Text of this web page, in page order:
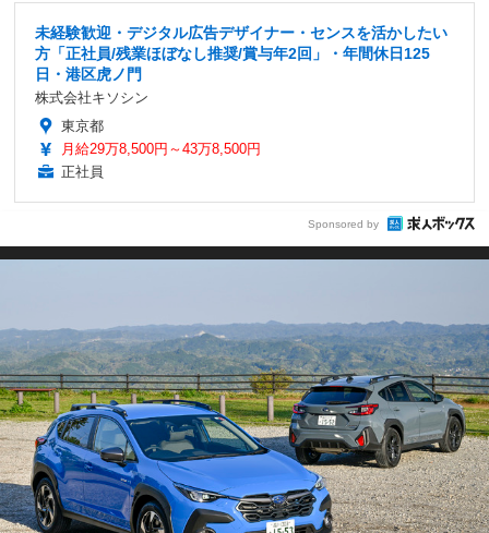
未経験歓迎・デジタル広告デザイナー・センスを活かしたい
方「正社員/残業ほぼなし推奨/賞与年2回」・年間休日125
日・港区虎ノ門
株式会社キソシン
東京都
月給29万8,500円～43万8,500円
正社員
Sponsored by